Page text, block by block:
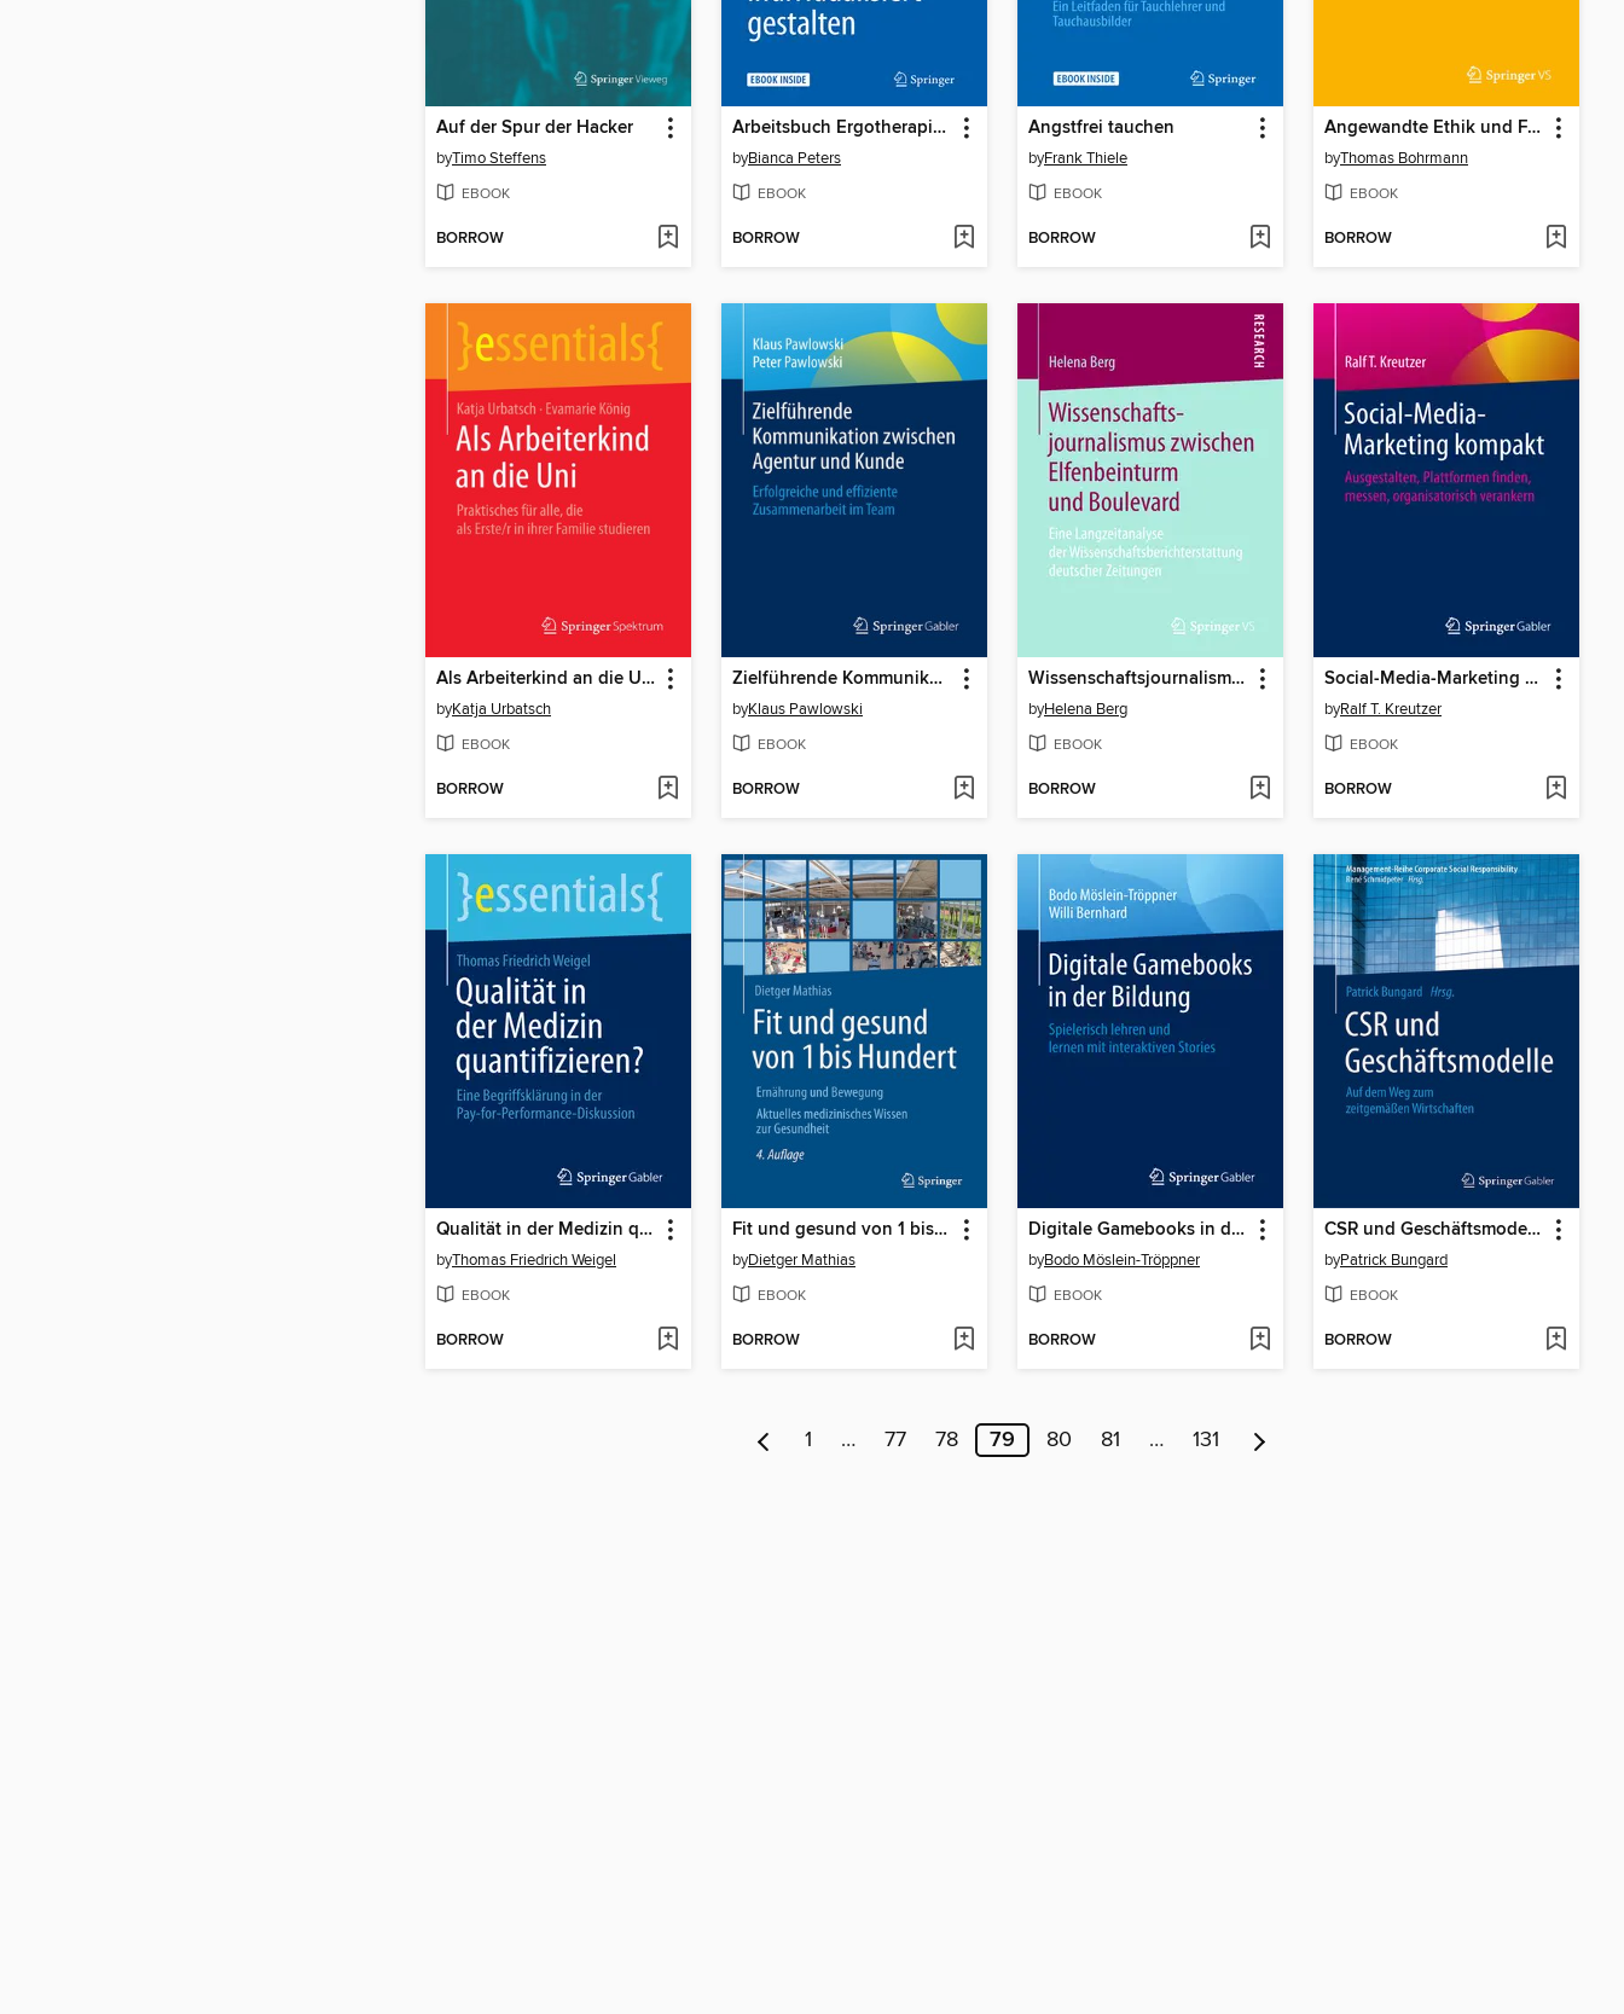
Auf der Spur der Hacker
byTimo Steffens
EBOOK
BORROW
Arbeitsbuch Ergotherapie individualisiert gestalten
byBianca Peters
EBOOK
BORROW
Angstfrei tauchen
byFrank Thiele
EBOOK
BORROW
Angewandte Ethik und Film
byThomas Bohrmann
EBOOK
BORROW
Als Arbeiterkind an die Uni
byKatja Urbatsch
EBOOK
BORROW
Zielführende Kommunikation zwischen Agentur und Kunde
byKlaus Pawlowski
EBOOK
BORROW
Wissenschaftsjournalismus zwischen Elfenbeinturm und Boulevard
byHelena Berg
EBOOK
BORROW
Social-Media-Marketing kompakt
byRalf T. Kreutzer
EBOOK
BORROW
Qualität in der Medizin quantifizieren?
byThomas Friedrich Weigel
EBOOK
BORROW
Fit und gesund von 1 bis Hundert
byDietger Mathias
EBOOK
BORROW
Digitale Gamebooks in der Bildung
byBodo Möslein-Tröppner
EBOOK
BORROW
CSR und Geschäftsmodelle
byPatrick Bungard
EBOOK
BORROW
1 … 77 78 79 80 81 … 131